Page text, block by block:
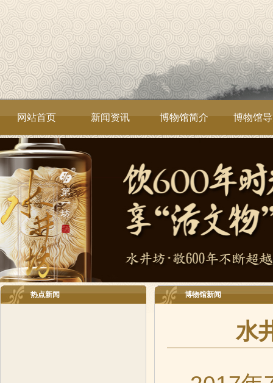
网站首页 新闻资讯 博物馆简介 博物馆
热点新闻 博物馆新闻
水